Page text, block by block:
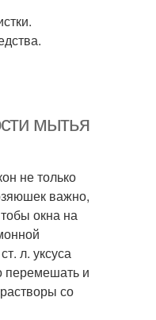
мытья
не только
важно,
окна на
л. уксуса
перемешать и
со